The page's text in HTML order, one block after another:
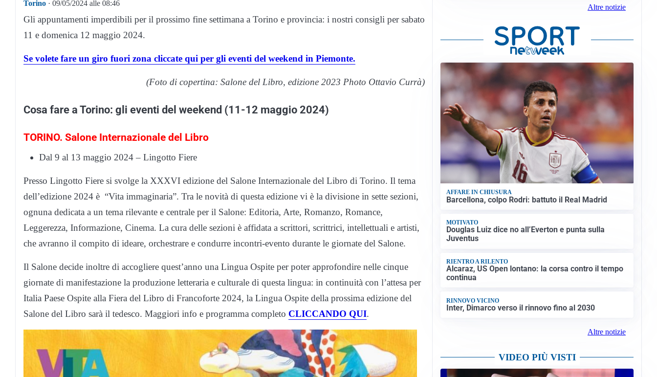
Torino · 09/05/2024 alle 08:46
Gli appuntamenti imperdibili per il prossimo fine settimana a Torino e provincia: i nostri consigli per sabato
11 e domenica 12 maggio 2024.
Se volete fare un giro fuori zona cliccate qui per gli eventi del weekend in Piemonte.
(Foto di copertina: Salone del Libro, edizione 2023 Photo Ottavio Currà)
Cosa fare a Torino: gli eventi del weekend (11-12 maggio 2024)
TORINO. Salone Internazionale del Libro
Dal 9 al 13 maggio 2024 – Lingotto Fiere
Presso Lingotto Fiere si svolge la XXXVI edizione del Salone Internazionale del Libro di Torino. Il tema
dell’edizione 2024 è “Vita immaginaria”. Tra le novità di questa edizione vi è la divisione in sette sezioni,
ognuna dedicata a un tema rilevante e centrale per il Salone: Editoria, Arte, Romanzo, Romance,
Leggerezza, Informazione, Cinema. La cura delle sezioni è affidata a scrittori, scrittrici, intellettuali e artisti,
che avranno il compito di ideare, orchestrare e condurre incontri-evento durante le giornate del Salone.
Il Salone decide inoltre di accogliere quest’anno una Lingua Ospite per poter approfondire nelle cinque
giornate di manifestazione la produzione letteraria e culturale di questa lingua: in continuità con l’attesa per
Italia Paese Ospite alla Fiera del Libro di Francoforte 2024, la Lingua Ospite della prossima edizione del
Salone del Libro sarà il tedesco. Maggiori info e programma completo CLICCANDO QUI.
Altre notizie
AFFARE IN CHIUSURA
Barcellona, colpo Rodri: battuto il Real Madrid
MOTIVATO
Douglas Luiz dice no all’Everton e punta sulla
Juventus
RIENTRO A RILENTO
Alcaraz, US Open lontano: la corsa contro il tempo
continua
RINNOVO VICINO
Inter, Dimarco verso il rinnovo fino al 2030
Altre notizie
VIDEO PIÙ VISTI